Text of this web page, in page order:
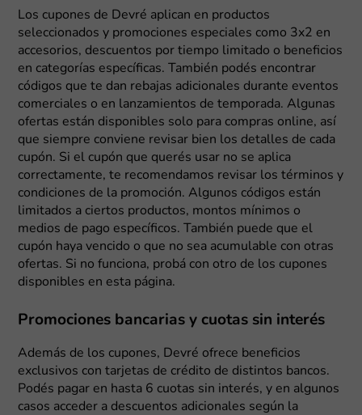
Los cupones de Devré aplican en productos
seleccionados y promociones especiales como 3x2 en
accesorios, descuentos por tiempo limitado o beneficios
en categorías específicas. También podés encontrar
códigos que te dan rebajas adicionales durante eventos
comerciales o en lanzamientos de temporada. Algunas
ofertas están disponibles solo para compras online, así
que siempre conviene revisar bien los detalles de cada
cupón. Si el cupón que querés usar no se aplica
correctamente, te recomendamos revisar los términos y
condiciones de la promoción. Algunos códigos están
limitados a ciertos productos, montos mínimos o
medios de pago específicos. También puede que el
cupón haya vencido o que no sea acumulable con otras
ofertas. Si no funciona, probá con otro de los cupones
disponibles en esta página.
Promociones bancarias y cuotas sin interés
Además de los cupones, Devré ofrece beneficios
exclusivos con tarjetas de crédito de distintos bancos.
Podés pagar en hasta 6 cuotas sin interés, y en algunos
casos acceder a descuentos adicionales según la